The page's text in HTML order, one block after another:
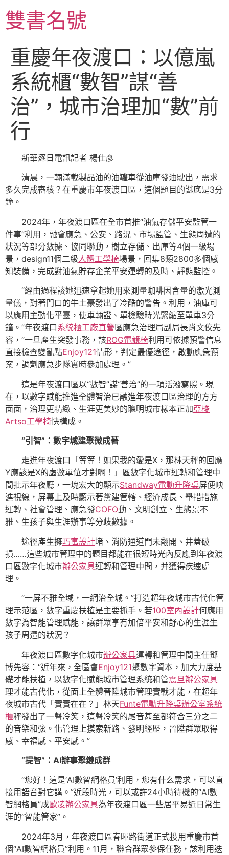
至
主雙書名號
重慶年夜渡口：以億嵐
系統櫃“數智”謀“善
治”，城市治理加“數”前
行
新華逐日電訊記者 楊仕彥
清晨，一輛滿載製品油的油罐車從油庫發油駛出，需求
多久完成審核？在重慶市年夜渡口區，這個題目的謎底是3分
鐘。
2024年，年夜渡口區在全市首推“油氣存儲平安監管一
件事”利用，融會應急、公安、路況、市場監管、生態周遭的
狀況等部分數據、協同聯動，樹立存儲、出庫等4個一級場
景，design11個二級人體工學椅場景，回集8類2800多個感
知裝備，完成對油氣貯存企業平安運轉的及時、靜態監控。
“經由過程該她迅速拿起她用來測量咖啡因含量的激光測
量儀，對著門口的牛土豪發出了冷酷的警告。利用，油庫可
以應用主動化平臺，使車輛證、單檢驗時光緊縮至單車3分
鐘。”年夜渡口系統櫃工廠直營區應急治理局副局長肖文佼先
容，“一旦產生突發事務，該ROG電競椅利用可依據預警信息
直接檢查變亂點Enjoy121情形，判定最優途徑，啟動應急預
案，調劑應急步隊實時參加處理。”
這是年夜渡口區以“數智”謀“善治”的一項活潑寫照。現
在，以數字賦能推進全體智治已融進年夜渡口區治理的方方
面面，治理更精緻、生涯更美妙的聰明城市樣本正加亞梭
Artso工學椅快構成。
“引智”：數字城建聚微成著
走進年夜渡口「等等！如果我的愛是X，那林天秤的回應
Y應該是X的虛數單位才對啊！」區數字化城市運轉和管理中
間批示年夜廳，一塊宏大的顯示Standway電動升降桌屏便映
進視線，屏幕上及時顯示著黨建管轄、經濟成長、舉措措施
運轉、社會管理、應急發COFO動、文明創立、生態景不
雅、生孩子與生涯辦事等分歧數據。
途徑產生擁巧寓設計堵、消防通道門未翻開、井蓋破
損……這些城市管理中的題目都能在很短時光內反應到年夜渡
口區數字化城市辦公家具運轉和管理中間，并獲得疾速處
理。
“一屏不雅全域，一網治全城。”打造超年夜城市古代化管
理示范區，數字重慶扶植是主要抓手。若100室內設計何應用
數字為智能管理賦能，讓群眾享有加倍平安和舒心的生涯生
孩子周遭的狀況？
年夜渡口區數字化城市辦公家具運轉和管理中間主任鄧
博先容：“近年來，全區會Enjoy121聚數字資本，加大力度基
礎才能扶植，以數字化賦能城市管理系統和管震旦辦公家具
理才能古代化，從面上全體晉陞城市管理實戰才能，在超年
夜城市古代「實實在在？」林天Funte電動升降桌辦公室系統
櫃秤發出了一聲冷笑，這聲冷笑的尾音甚至都符合三分之二
的音樂和弦。化管理上摸索新路、發明經歷，晉陞群眾取得
感、幸福感、平安感。”
“提智”：AI辦事聚鏈成群
“您好！這是‘AI數智網格員’利用，您有什么需求，可以直
接用語音對它講。”近段時光，可以或許24小時待機的“AI數
智網格員”成歐凌辦公家具為年夜渡口區一些居平易近日常生
涯的“智能管家”。
2024年3月，年夜渡口區春暉路街道正式投用重慶市首
個“AI數智網格員”利用。11月，聯合群眾參保任務，該利用迭